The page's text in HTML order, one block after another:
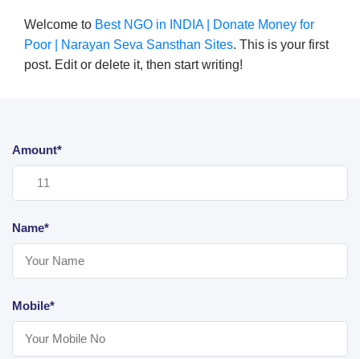
Welcome to Best NGO in INDIA | Donate Money for
Poor | Narayan Seva Sansthan Sites. This is your first
post. Edit or delete it, then start writing!
Amount*
Name*
Mobile*